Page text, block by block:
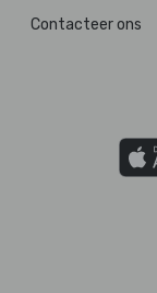
Contacteer ons